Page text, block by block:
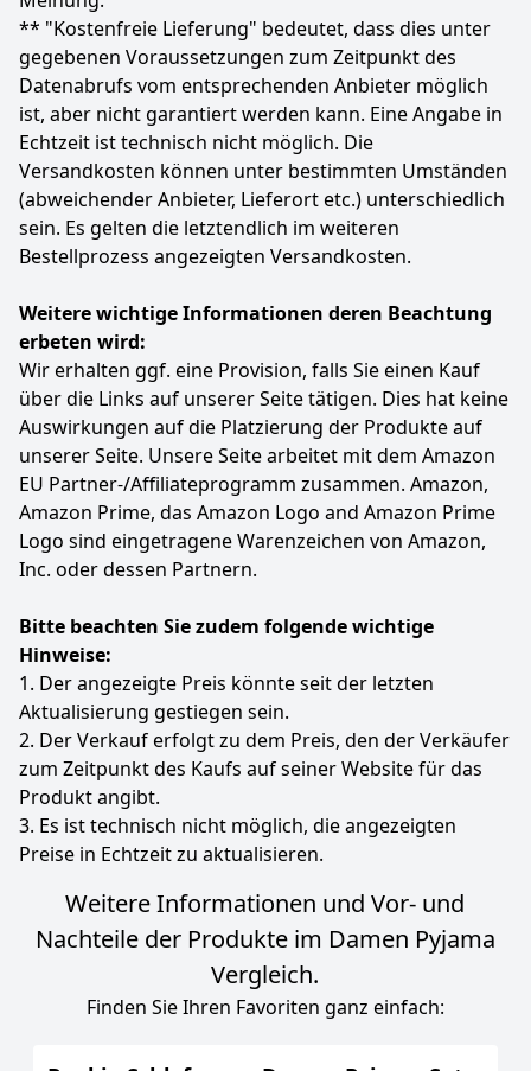
verformt sich nach dem Waschen nicht so leicht. Sehr
dunkle Farben werden vor dem Tragen gewaschen
Hersteller
Schwarz Uniexcosm -
1219 €
Statt: 14,34 € -15%
Zum Angebot
Schlafhose verfügt über einen verstellbaren
Kordelzug für mehr Komfort. Zwei seitliche, tiefe und
breite Taschen bieten Platz für Ihr Handy oder andere
Gegenstände.
【Perfekt für zu Hause】Diese ultra-weichen Damen
Schlafanzüge Kurz sind ideal zum Schlafen,
Entspannen, Lesen oder für den täglichen Gebrauch.
Das Damen-Schlafanzug-Set sorgt für süße Träume
und ist auch ein perfektes Geschenk für Familie oder
Freunde.
【Pflegehinweis】: Schlafanzüge mit kaltem Wasser
empfohlen. Kann per Hand oder in der Maschine
gewaschen werden. Die maximale Waschtemperatur
sollte unter 40 °C liegen. Wenn Sie Fragen zur Größe
oder zum Produkt haben, kontaktieren Sie uns gerne
jederzeit. Wir stehen Ihnen jederzeit zur Verfügung.
(Wenn Sie einen lockeren Stil bevorzugen, wählen Sie
bitte ein bis zwei Größen größer als Ihre tatsächliche
Größe.)
Farbe Hersteller Gewicht
Rosa Litherday -
Statt:17,99 €-17%
Zum Angebot
** "Kostenfreie Lieferung" bedeutet, dass dies unter
gegebenen Voraussetzungen zum Zeitpunkt des
Datenabrufs vom entsprechenden Anbieter möglich
ist, aber nicht garantiert werden kann. Eine Angabe in
Echtzeit ist technisch nicht möglich. Die
Versandkosten können unter bestimmten Umständen
(abweichender Anbieter, Lieferort etc.) unterschiedlich
sein. Es gelten die letztendlich im weiteren
Bestellprozess angezeigten Versandkosten.
Weitere wichtige Informationen deren Beachtung
erbeten wird:
Wir erhalten ggf. eine Provision, falls Sie einen Kauf
über die Links auf unserer Seite tätigen. Dies hat keine
Auswirkungen auf die Platzierung der Produkte auf
unserer Seite. Unsere Seite arbeitet mit dem Amazon
EU Partner-/Affiliateprogramm zusammen. Amazon,
Amazon Prime, das Amazon Logo and Amazon Prime
Logo sind eingetragene Warenzeichen von Amazon,
Inc. oder dessen Partnern.
Bitte beachten Sie zudem folgende wichtige
Hinweise:
1. Der angezeigte Preis könnte seit der letzten
Aktualisierung gestiegen sein.
2. Der Verkauf erfolgt zu dem Preis, den der Verkäufer
zum Zeitpunkt des Kaufs auf seiner Website für das
Produkt angibt.
3. Es ist technisch nicht möglich, die angezeigten
Preise in Echtzeit zu aktualisieren.
Weitere Informationen und Vor- und
Nachteile der Produkte im Damen Pyjama
Vergleich.
Finden Sie Ihren Favoriten ganz einfach: